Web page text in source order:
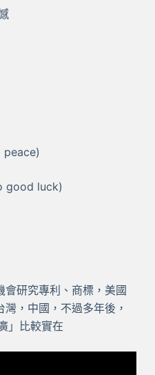
peace)
good luck)
研究專利、商標，美國
，中國，不過多年後，
」比較實在